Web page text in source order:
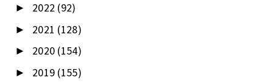
► 2022 (92)
► 2021 (128)
► 2020 (154)
► 2019 (155)